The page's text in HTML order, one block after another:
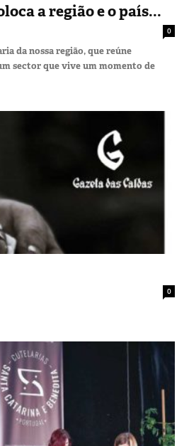
a região e o país...
0
da nossa região, que reúne
sector que vive um momento de
0